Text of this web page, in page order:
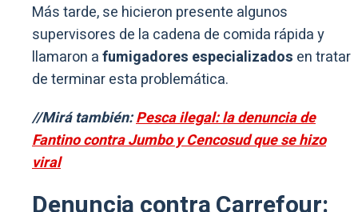
Más tarde, se hicieron presente algunos
supervisores de la cadena de comida rápida y
llamaron afumigadores especializados en tratar
de terminar esta problemática.
//Mirá también:Pesca ilegal: la denuncia de
Fantino contra Jumbo y Cencosud que se hizo
viral